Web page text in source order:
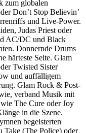
zum globalen
Don’t Stop Believin’
und Live-Power.
Judas Priest oder
AC/DC und Black
Donnernde Drums
härteste Seite. Glam
Twisted Sister
und auffälligem
Glam Rock & Post-
verband Musik mit
The Cure oder Joy
in die Szene.
begeisterten
Take (The Police) oder